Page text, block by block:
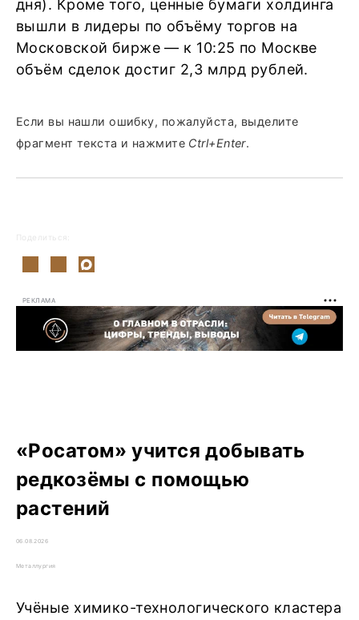
дня). Кроме того, ценные бумаги холдинга
вышли в лидеры по объёму торгов на
Московской бирже — к 10:25 по Москве
объём сделок достиг 2,3 млрд рублей.
Если вы нашли ошибку, пожалуйста, выделите
фрагмент текста и нажмите Ctrl+Enter.
Поделиться:
РЕКЛАМА
«Росатом» учится добывать
редкозёмы с помощью
растений
06.08.2026
Металлургия
Учёные химико-технологического кластера